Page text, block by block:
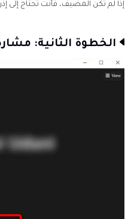
إذا لم تكن المضيف، فأنت تحتاج
الخطوة الثانية: